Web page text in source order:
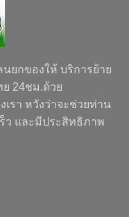
ยกของให้ บริการย้าย
ย 24ชม.ด้วย
รา หวังว่าจะช่วยท่าน
ว และมีประสิทธิภาพ